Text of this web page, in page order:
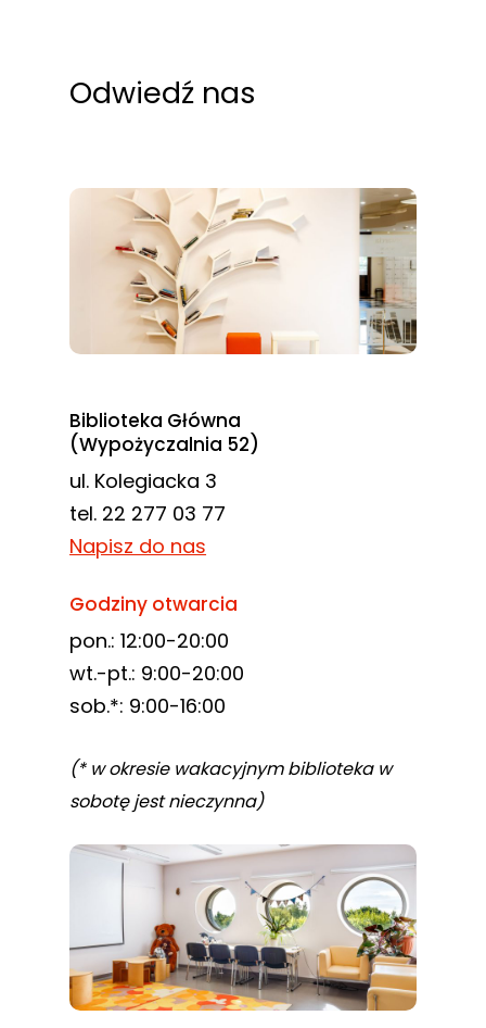
Odwiedź nas
Biblioteka Główna
(Wypożyczalnia 52)
ul. Kolegiacka 3
tel. 22 277 03 77
Napisz do nas
Godziny otwarcia
pon.: 12:00-20:00
wt.-pt.: 9:00-20:00
sob.*: 9:00-16:00
(* w okresie wakacyjnym biblioteka w
sobotę jest nieczynna)